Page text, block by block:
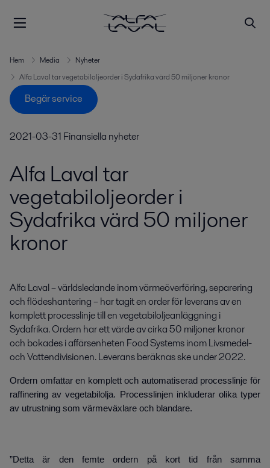
Hem Media
Nyheter
Alfa Laval tar vegetabiloljeorder i Sydafrika värd 50 miljoner kronor
Begär service
2021-03-31 Finansiella nyheter
Alfa Laval tar
vegetabiloljeorder i
Sydafrika värd 50 miljoner
kronor
Alfa Laval – världsledande inom värmeöverföring, separering
och flödeshantering – har tagit en order för leverans av en
komplett processlinje till en vegetabiloljeanläggning i
Sydafrika. Ordern har ett värde av cirka 50 miljoner kronor
och bokades i affärsenheten Food Systems inom Livsmedel-
och Vattendivisionen. Leverans beräknas ske under 2022.
Ordern omfattar en komplett och automatiserad processlinje för
raffinering av vegetabilolja. Processlinjen inkluderar olika typer
av utrustning som värmeväxlare och blandare.
”Detta är den femte ordern på kort tid från samma